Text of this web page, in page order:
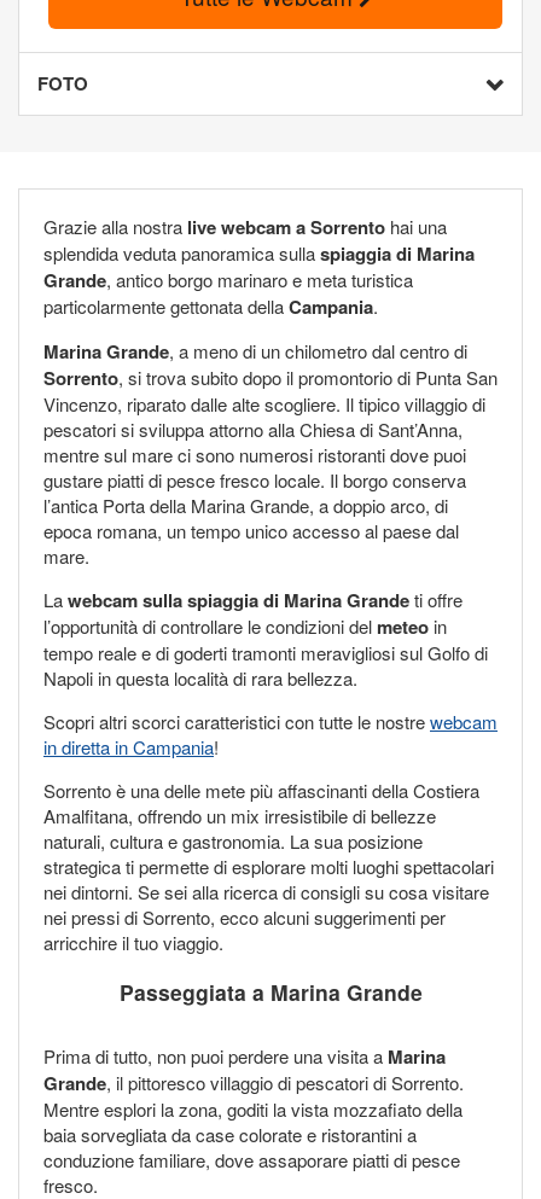
FOTO
Grazie alla nostra live webcam a Sorrento hai una
splendida veduta panoramica sullaspiaggia di Marina
Grande, antico borgo marinaro e meta turistica
particolarmente gettonata dellaCampania.
Marina Grande, a meno di un chilometro dal centro di
Sorrento, si trova subito dopo il promontorio di Punta San
Vincenzo, riparato dalle alte scogliere. Il tipico villaggio di
pescatori si sviluppa attorno alla Chiesa di Sant’Anna,
mentre sul mare ci sono numerosi ristoranti dove puoi
gustare piatti di pesce fresco locale. Il borgo conserva
l’antica Porta della Marina Grande, a doppio arco, di
epoca romana, un tempo unico accesso al paese dal
mare.
Lawebcam sulla spiaggia di Marina Grandeti offre
l’opportunità di controllare le condizioni del meteo in
tempo reale e di goderti tramonti meravigliosi sul Golfo di
Napoli in questa località di rara bellezza.
Scopri altri scorci caratteristici con tutte le nostrewebcam
in diretta in Campania!
Sorrento è una delle mete più affascinanti della Costiera
Amalfitana, offrendo un mix irresistibile di bellezze
naturali, cultura e gastronomia. La sua posizione
strategica ti permette di esplorare molti luoghi spettacolari
nei dintorni. Se sei alla ricerca di consigli su cosa visitare
nei pressi di Sorrento, ecco alcuni suggerimenti per
arricchire il tuo viaggio.
Passeggiata a Marina Grande
Prima di tutto, non puoi perdere una visita a Marina
Grande, il pittoresco villaggio di pescatori di Sorrento.
Mentre esplori la zona, goditi la vista mozzafiato della
baia sorvegliata da case colorate e ristorantini a
conduzione familiare, dove assaporare piatti di pesce
fresco.